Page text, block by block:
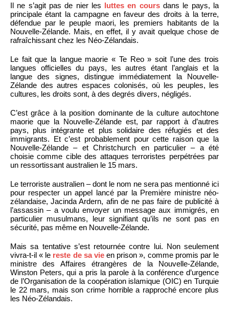
Il ne s’agit pas de nier les luttes en coursdans le pays, la
principale étant la campagne en faveur des droits à la terre,
défendue par le peuple maori, les premiers habitants de la
Nouvelle-Zélande. Mais, en effet, il y avait quelque chose de
rafraîchissant chez les Néo-Zélandais.
Le fait que la langue maorie « Te Reo » soit l’une des trois
langues officielles du pays, les autres étant l’anglais et la
langue des signes, distingue immédiatement la Nouvelle-
Zélande des autres espaces colonisés, où les peuples, les
cultures, les droits sont, à des degrés divers, négligés.
C’est grâce à la position dominante de la culture autochtone
maorie que la Nouvelle-Zélande est, par rapport à d’autres
pays, plus intégrante et plus solidaire des réfugiés et des
immigrants. Et c’est probablement pour cette raison que la
Nouvelle-Zélande – et Christchurch en particulier – a été
choisie comme cible des attaques terroristes perpétrées par
un ressortissant australien le 15 mars.
Le terroriste australien – dont le nom ne sera pas mentionné ici
pour respecter un appel lancé par la Première ministre néo-
zélandaise, Jacinda Ardern, afin de ne pas faire de publicité à
l’assassin – a voulu envoyer un message aux immigrés, en
particulier musulmans, leur signifiant qu’ils ne sont pas en
sécurité, pas même en Nouvelle-Zélande.
Mais sa tentative s’est retournée contre lui. Non seulement
vivra-t-il « le reste de sa vieen prison », comme promis par le
ministre des Affaires étrangères de la Nouvelle-Zélande,
Winston Peters, qui a pris la parole à la conférence d’urgence
de l’Organisation de la coopération islamique (OIC) en Turquie
le 22 mars, mais son crime horrible a rapproché encore plus
les Néo-Zélandais.